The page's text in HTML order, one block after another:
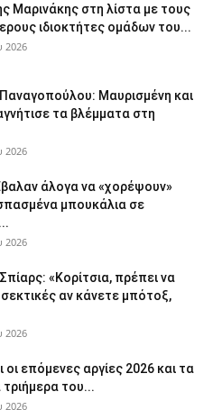
Μαρινάκης στη λίστα με τους
ιδιοκτήτες ομάδων του...
2026
Μαυρισμένη και
τα βλέμματα στη
2026
άλογα να «χορέψουν»
μπουκάλια σε
2026
«Κορίτσια, πρέπει να
αν κάνετε μπότοξ,
2026
οι επόμενες αργίες 2026 και τα
του...
2026